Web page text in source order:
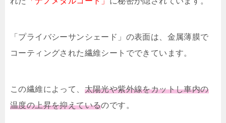
「プライバシーサンシェード」の表面は、金属薄膜で
コーティングされた繊維シートでできています。
この繊維によって、 太陽光や紫外線をカットし車内の
温度の上昇を抑えているのです。